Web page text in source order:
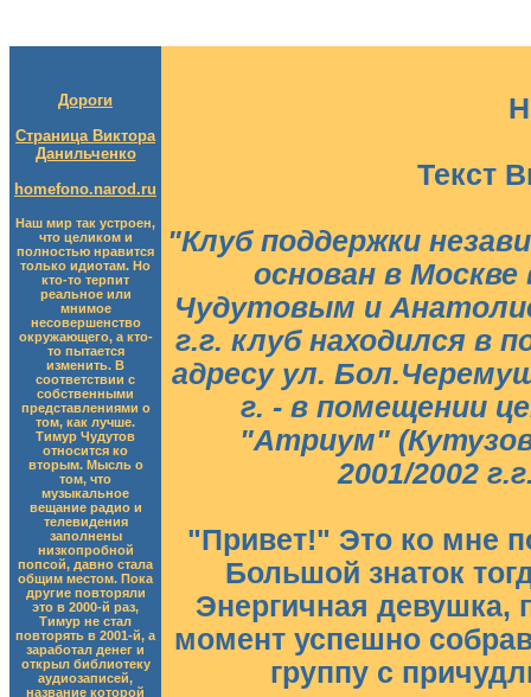
Дороги
Страница Виктора
Данильченко
homefono.narod.ru
Наш мир так устроен,
что целиком и
полностью нравится
только идиотам. Но
кто-то терпит
реальное или
мнимое
несовершенство
окружающего, а кто-
то пытается
изменить. В
соответствии с
собственными
представлениями о
том, как лучше.
Тимур Чудутов
относится ко
вторым. Мысль о
том, что
музыкальное
вещание радио и
телевидения
заполнены
низкопробной
попсой, давно стала
общим местом. Пока
другие повторяли
это в 2000-й раз,
Тимур не стал
повторять в 2001-й, а
заработал денег и
открыл библиотеку
аудиозаписей,
название которой
Текст
"Клуб поддержки
основан в
Чудутовым и
г.г. клуб находился в
адресу ул.
г. - в помещении
"Атриум"
2001/2002
"Привет!" Это ко мне
Большой знаток
Энергичная девушка,
момент успешно
группу с